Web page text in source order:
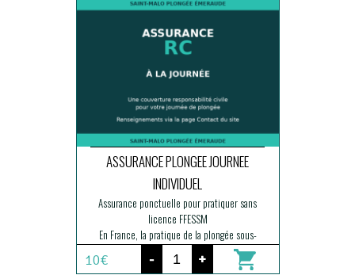
ASSURANCE PLONGEE JOURNEE
INDIVIDUEL
Assurance ponctuelle pour pratiquer sans
licence FFESSM
En France, la pratique de la plongée sous-
marine en structure encadrée est
obligatoirement couverte par une assurance
10€ - +